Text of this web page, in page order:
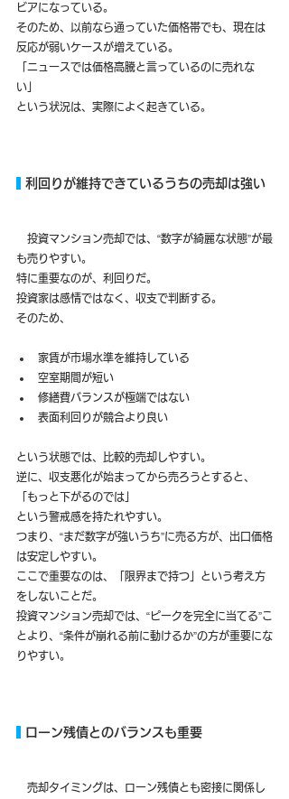
ビアになっている。
そのため、以前なら通っていた価格帯でも、現在は
反応が弱いケースが増えている。
「ニュースでは価格高騰と言っているのに売れな
い」
という状況は、実際によく起きている。
利回りが維持できているうちの売却は強い
投資マンション売却では、“数字が綺麗な状態”が最
も売りやすい。
特に重要なのが、利回りだ。
投資家は感情ではなく、収支で判断する。
そのため、
家賃が市場水準を維持している
空室期間が短い
修繕費バランスが極端ではない
表面利回りが競合より良い
という状態では、比較的売却しやすい。
逆に、収支悪化が始まってから売ろうとすると、
「もっと下がるのでは」
という警戒感を持たれやすい。
つまり、“まだ数字が強いうち”に売る方が、出口価格
は安定しやすい。
ここで重要なのは、「限界まで持つ」という考え方
をしないことだ。
投資マンション売却では、“ピークを完全に当てる”こ
とより、“条件が崩れる前に動けるか”の方が重要にな
りやすい。
ローン残債とのバランスも重要
売却タイミングは、ローン残債とも密接に関係し